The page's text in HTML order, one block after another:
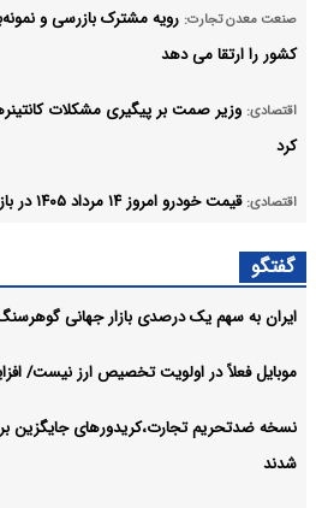
بازرسی و نمونه‌برداری، نظام ارزیابی انطباق
مشکلات کانتینرهای ایرانی در بندر کراچی تاکید
آرشیو
جهانی گوهرسنگ نزدیک شد
ارز نیست/ افزایش قیمت‌ها قابل قبول نیست
جایگزین برای تداوم تجارت خارجی فعال